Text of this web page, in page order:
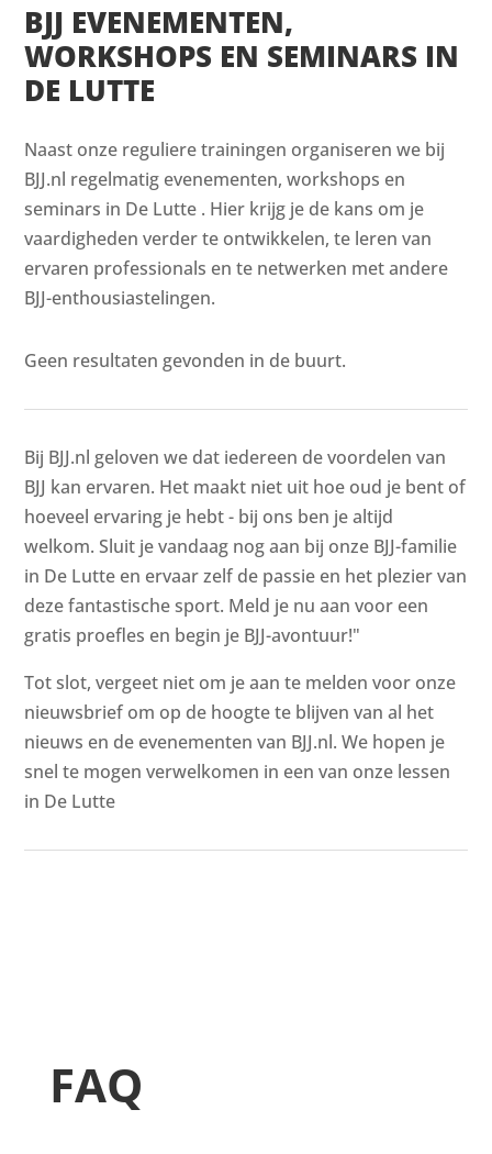
BJJ EVENEMENTEN,
WORKSHOPS EN SEMINARS IN
DE LUTTE
Naast onze reguliere trainingen organiseren we bij
BJJ.nl regelmatig evenementen, workshops en
seminars in De Lutte . Hier krijg je de kans om je
vaardigheden verder te ontwikkelen, te leren van
ervaren professionals en te netwerken met andere
BJJ-enthousiastelingen.
Geen resultaten gevonden in de buurt.
Bij BJJ.nl geloven we dat iedereen de voordelen van
BJJ kan ervaren. Het maakt niet uit hoe oud je bent of
hoeveel ervaring je hebt - bij ons ben je altijd
welkom. Sluit je vandaag nog aan bij onze BJJ-familie
in De Lutte en ervaar zelf de passie en het plezier van
deze fantastische sport. Meld je nu aan voor een
gratis proefles en begin je BJJ-avontuur!"
Tot slot, vergeet niet om je aan te melden voor onze
nieuwsbrief om op de hoogte te blijven van al het
nieuws en de evenementen van BJJ.nl. We hopen je
snel te mogen verwelkomen in een van onze lessen
in De Lutte
FAQ